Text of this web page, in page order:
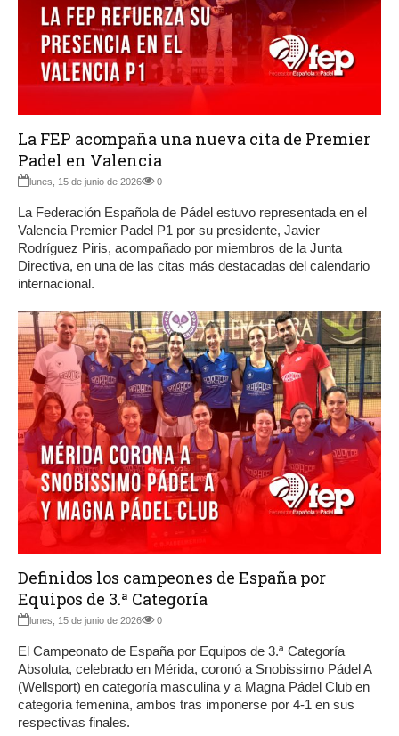
La FEP acompaña una nueva cita de Premier
Padel en Valencia
lunes, 15 de junio de 2026 0
La Federación Española de Pádel estuvo representada en el
Valencia Premier Padel P1 por su presidente, Javier
Rodríguez Piris, acompañado por miembros de la Junta
Directiva, en una de las citas más destacadas del calendario
internacional.
Definidos los campeones de España por
Equipos de 3.ª Categoría
lunes, 15 de junio de 2026 0
El Campeonato de España por Equipos de 3.ª Categoría
Absoluta, celebrado en Mérida, coronó a Snobissimo Pádel A
(Wellsport) en categoría masculina y a Magna Pádel Club en
categoría femenina, ambos tras imponerse por 4-1 en sus
respectivas finales.